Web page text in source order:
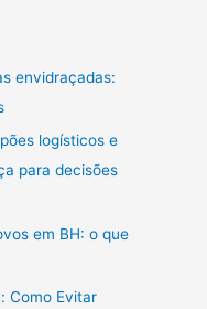
envidraçadas:
logísticos e
para decisões
em BH: o que
Como Evitar